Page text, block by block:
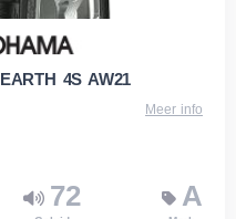
4S AW21
Meer info
72 A